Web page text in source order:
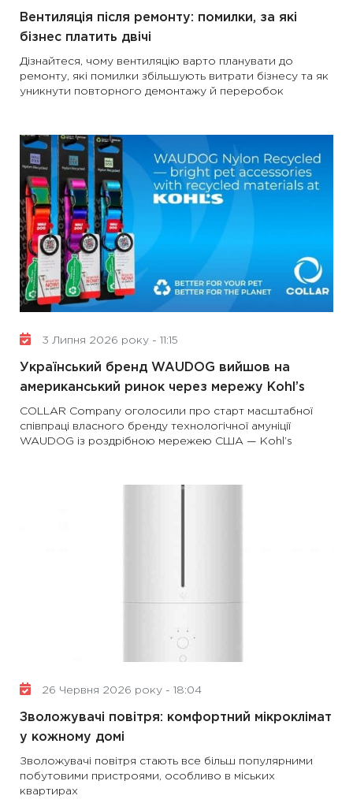
Вентиляція після ремонту: помилки, за які
бізнес платить двічі
Дізнайтеся, чому вентиляцію варто планувати до
ремонту, які помилки збільшують витрати бізнесу та як
уникнути повторного демонтажу й переробок
3 Липня 2026 року - 11:15
Український бренд WAUDOG вийшов на
американський ринок через мережу Kohl’s
COLLAR Company оголосили про старт масштабної
співпраці власного бренду технологічної амуніції
WAUDOG із роздрібною мережею США — Kohl’s
26 Червня 2026 року - 18:04
Зволожувачі повітря: комфортний мікроклімат
у кожному домі
Зволожувачі повітря стають все більш популярними
побутовими пристроями, особливо в міських
квартирах